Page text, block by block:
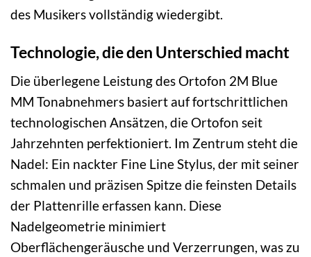
des Musikers vollständig wiedergibt.
Technologie, die den Unterschied macht
Die überlegene Leistung des Ortofon 2M Blue
MM Tonabnehmers basiert auf fortschrittlichen
technologischen Ansätzen, die Ortofon seit
Jahrzehnten perfektioniert. Im Zentrum steht die
Nadel: Ein nackter Fine Line Stylus, der mit seiner
schmalen und präzisen Spitze die feinsten Details
der Plattenrille erfassen kann. Diese
Nadelgeometrie minimiert
Oberflächengeräusche und Verzerrungen, was zu